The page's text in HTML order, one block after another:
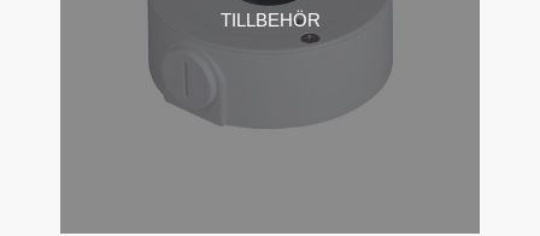
TILLBEHÖR